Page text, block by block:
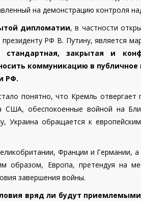
на демонстрацию контроля
дипломатии, в частности
РФ В. Путину, является
стандартная, закрытая и
коммуникацию в
РФ.
понятно, что Кремль
США, обеспокоенные войной на
Украина обращается к
Франции и Германии,
образом, Европа, претендуя на
завершения войны.
вряд ли будут